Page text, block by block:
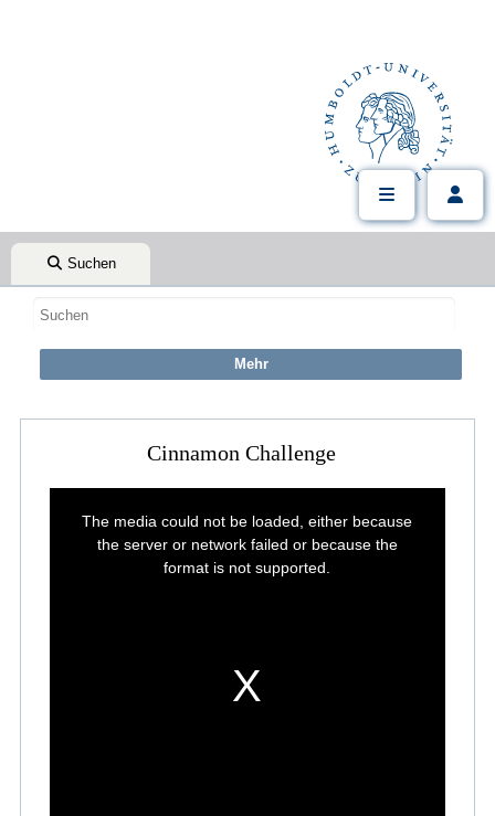
Suchen
Cinnamon Challenge
The media could not be loaded, either because
the server or network failed or because the
format is not supported.